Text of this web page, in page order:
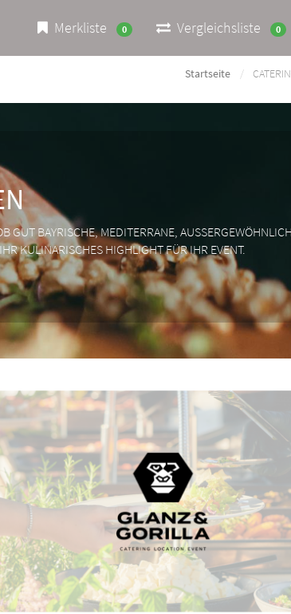
Merkliste 0 Vergleichsliste 0
Startseite
GUT BAYRISCHE, MEDITERRANE,
KULINARISCHES HIGHLIGHT FÜR IHR EVENT.